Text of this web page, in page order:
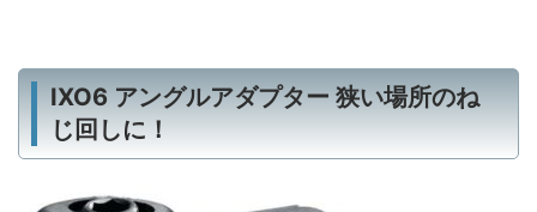
IXO6 アングルアダプター 狭い場所のね
じ回しに！